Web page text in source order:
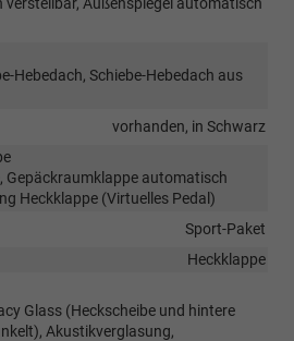
Hebedach, Schiebe-Hebedach aus
vorhanden, in Schwarz
Gepäckraumklappe automatisch
Heckklappe (Virtuelles Pedal)
Sport-Paket
Heckklappe
Glass (Heckscheibe und hintere
Akustikverglasung,